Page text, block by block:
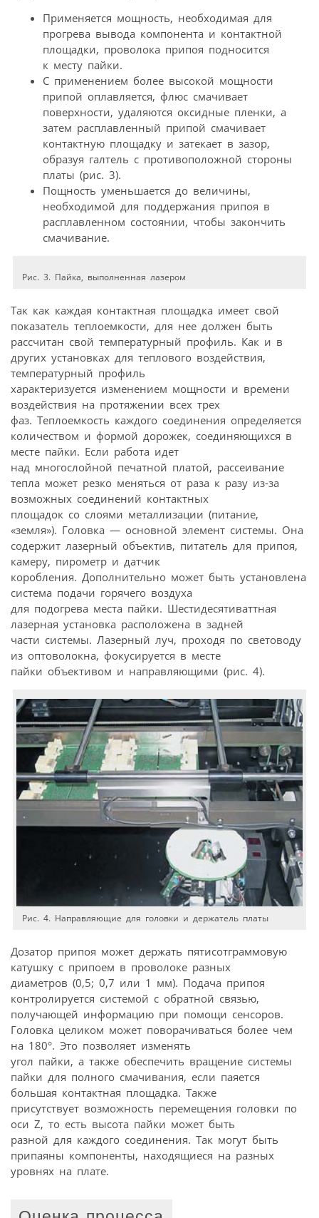
Применяется мощность, необходимая для
прогрева вывода компонента и контактной
площадки, проволока припоя подносится
к месту пайки.
С применением более высокой мощности
припой оплавляется, флюс смачивает
поверхности, удаляются оксидные пленки, а
затем расплавленный припой смачивает
контактную площадку и затекает в зазор,
образуя галтель с противоположной стороны
платы (рис. 3).
Пощность уменьшается до величины,
необходимой для поддержания припоя в
расплавленном состоянии, чтобы закончить
смачивание.
Рис. 3. Пайка, выполненная лазером
Так как каждая контактная площадка имеет свой
показатель теплоемкости, для нее должен быть
рассчитан свой температурный профиль. Как и в
других установках для теплового воздействия,
температурный профиль
характеризуется изменением мощности и времени
воздействия на протяжении всех трех
фаз. Теплоемкость каждого соединения определяется
количеством и формой дорожек, соединяющихся в
месте пайки. Если работа идет
над многослойной печатной платой, рассеивание
тепла может резко меняться от раза к разу из-за
возможных соединений контактных
площадок со слоями металлизации (питание,
«земля»). Головка — основной элемент системы. Она
содержит лазерный объектив, питатель для припоя,
камеру, пирометр и датчик
коробления. Дополнительно может быть установлена
система подачи горячего воздуха
для подогрева места пайки. Шестидесятиваттная
лазерная установка расположена в задней
части системы. Лазерный луч, проходя по световоду
из оптоволокна, фокусируется в месте
пайки объективом и направляющими (рис. 4).
Рис. 4. Направляющие для головки и держатель платы
Дозатор припоя может держать пятисотграммовую
катушку с припоем в проволоке разных
диаметров (0,5; 0,7 или 1 мм). Подача припоя
контролируется системой с обратной связью,
получающей информацию при помощи сенсоров.
Головка целиком может поворачиваться более чем
на 180°. Это позволяет изменять
угол пайки, а также обеспечить вращение системы
пайки для полного смачивания, если паяется
большая контактная площадка. Также
присутствует возможность перемещения головки по
оси Z, то есть высота пайки может быть
разной для каждого соединения. Так могут быть
припаяны компоненты, находящиеся на разных
уровнях на плате.